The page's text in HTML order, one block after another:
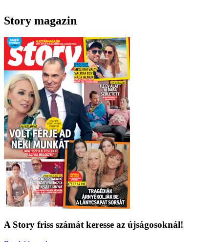
Story magazin
A Story friss számát keresse az újságosoknál!